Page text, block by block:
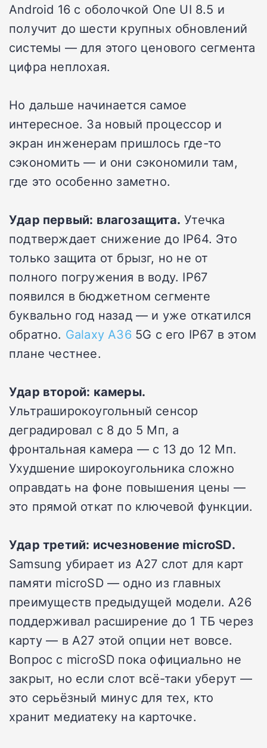
Android 16 с оболочкой One UI 8.5 и
получит до шести крупных обновлений
системы — для этого ценового сегмента
цифра неплохая.
Но дальше начинается самое
интересное. За новый процессор и
экран инженерам пришлось где-то
сэкономить — и они сэкономили там,
где это особенно заметно.
Удар первый: влагозащита. Утечка
подтверждает снижение до IP64. Это
только защита от брызг, но не от
полного погружения в воду. IP67
появился в бюджетном сегменте
буквально год назад — и уже откатился
обратно. Galaxy A365G с его IP67 в этом
плане честнее.
Удар второй: камеры.
Ультраширокоугольный сенсор
деградировал с 8 до 5 Мп, а
фронтальная камера — с 13 до 12 Мп.
Ухудшение широкоугольника сложно
оправдать на фоне повышения цены —
это прямой откат по ключевой функции.
Удар третий: исчезновение microSD.
Samsung убирает из A27 слот для карт
памяти microSD — одно из главных
преимуществ предыдущей модели. A26
поддерживал расширение до 1 ТБ через
карту — в A27 этой опции нет вовсе.
Вопрос с microSD пока официально не
закрыт, но если слот всё-таки уберут —
это серьёзный минус для тех, кто
хранит медиатеку на карточке.